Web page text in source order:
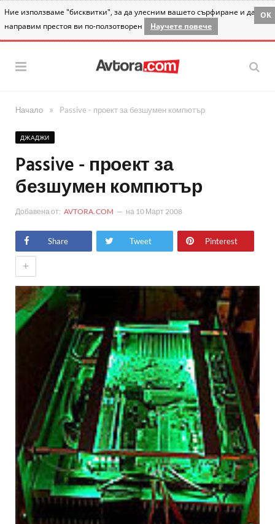
Ние използваме "бисквитки", за да улесним вашето сърфиране и да
направим престоя ви по-ползотворен
Научете повече
OK
Начало » Passive - проект за безшумен компютър
ДЖАДЖИ
Passive - проект за
безшумен компютър
Добавена от: AVTORA.COM на 10 Март 2008
Share Tweet Pinterest
+